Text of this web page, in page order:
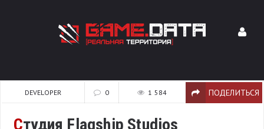
DEVELOPER 0 1 584 ПОДЕЛИТЬСЯ
Студия Flagship Studios